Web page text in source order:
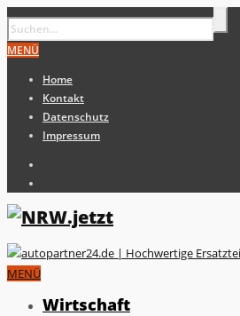
MENÜ
Home
Kontakt
Datenschutz
Impressum
MENÜ
Wirtschaft